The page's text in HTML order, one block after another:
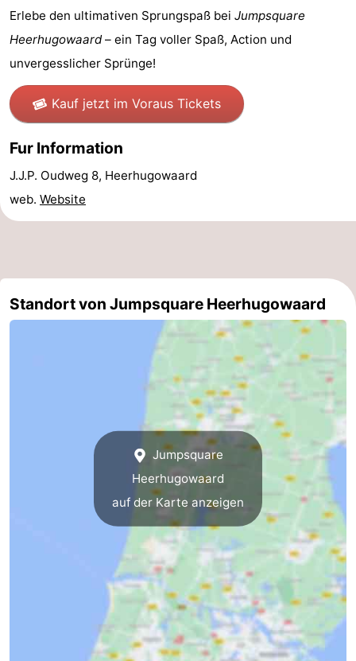
Zee
Alkmaar
-
Egmond
aan
Zee
-
Noordhollands
duinreservaat
-
Natur
Zuid-
-
Amsterdam
-
Leiden
Bollenstreek
Erlebe den ultimativen Sprungspaß bei Jumpsquare
Heerhugowaard– ein Tag voller Spaß, Action und
unvergesslicher Sprünge!
Kauf jetzt im Voraus Tickets
Fur Information
J.J.P. Oudweg 8, Heerhugowaard
web. Website
Standort von Jumpsquare Heerhugowaard
Jumpsquare
Heerhugowaard
auf der Karte anzeigen